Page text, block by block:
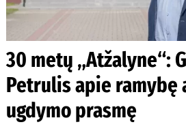
30 metų „Atžalyne“:
Petrulis apie ramybę
ugdymo prasmę